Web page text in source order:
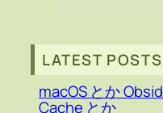
LATEST POSTS
macOS とか
Cache とか